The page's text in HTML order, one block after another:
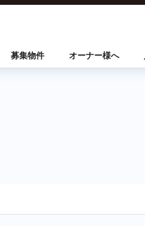
募集物件 オーナー様へ